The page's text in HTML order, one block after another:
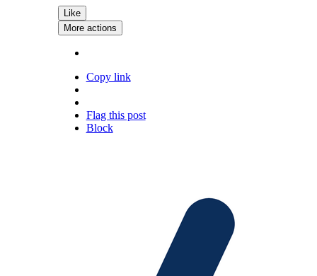
Like
More actions
Copy link
Flag this post
Block